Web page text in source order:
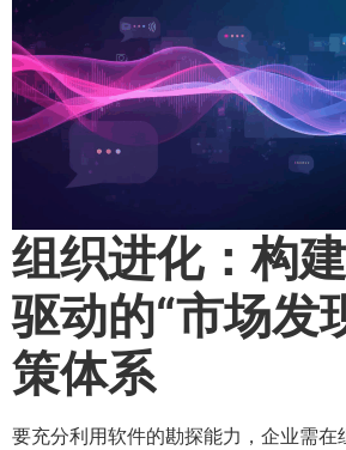
组织进化：构
驱动的“市场发
策体系
要充分利用软件的勘探能力，企业需在